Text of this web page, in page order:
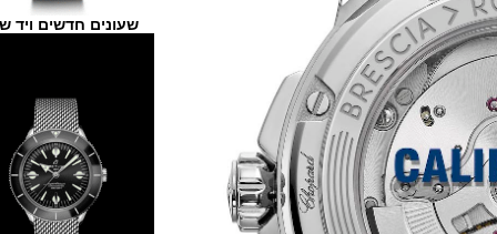
שעונים חדשים ויד שנייה